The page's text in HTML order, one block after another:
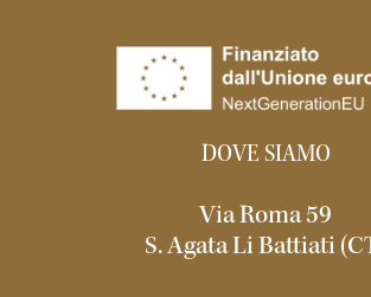
DOVE SIAMO
Via Roma 59
S. Agata Li Battiati